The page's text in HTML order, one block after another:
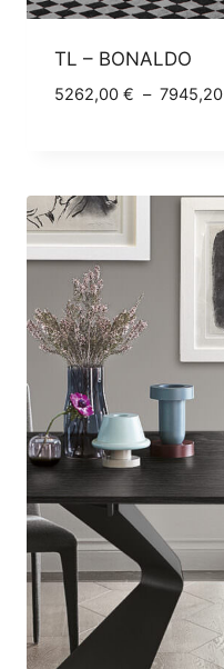
TL – BONALDO
5262,00 € – 7945,20